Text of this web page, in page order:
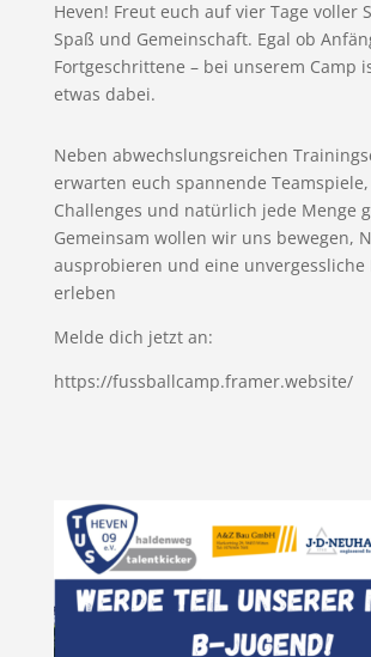
Heven! Freut euch auf vier Tage voller
Spaß und Gemeinschaft. Egal ob
Fortgeschrittene – bei unserem Camp
etwas dabei.
Neben abwechslungsreichen
erwarten euch spannende Teamspiele,
Challenges und natürlich jede Menge
Gemeinsam wollen wir uns bewegen,
ausprobieren und eine unvergessliche
erleben
Melde dich jetzt an:
https://fussballcamp.framer.website/